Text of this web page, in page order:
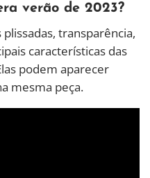
verão de 2023?
transparência,
características das
podem aparecer
mesma peça.